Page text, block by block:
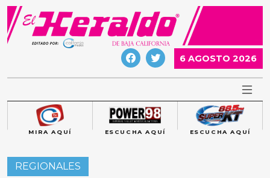
Skip
content
6 AGOSTO 2026
MIRA AQUÍ ESCUCHA AQUÍ ESCUCHA AQUÍ
REGIONALES